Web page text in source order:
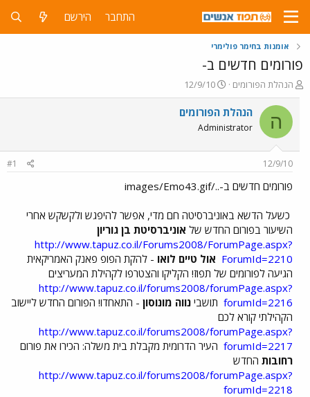
התחבר הירשם
אומנות בחימר פולימרי
פורומים חדשים ב-
פ
ו
ת
ח
ה
ו
ש
א
הנהלת הפורומים
פ
ו
ר
ם
ר
12/9/10
ה הנהלת הפורומים
Administrator
12/9/10
#1
פורומים חדשים ב-../images/Emo43.gif
כשעל הדשא באוניברסיטה חם מדי, אפשר להיפגש ולקשקש אחרי
השיעור בפורום החדש של אוניברסיטת בן גוריון
http://www.tapuz.co.il/Forums2008/ForumPage.aspx?
ForumId=2210 אול טיים לואו - להקת הפופ פאנק האמריקאית
הגיעה לפורומים של תפוז! הקליקו והצטרפו לקהילת המעריצים
http://www.tapuz.co.il/forums2008/forumPage.aspx?
forumId=2216 תושבי נווה מונוסון - התאחדו! הפורום החדש ליישוב
הקהילתי קורא לכם
http://www.tapuz.co.il/forums2008/forumPage.aspx?
forumId=2217 העיר הדרומית מקבלת בית משלה: הכירו את פורום
רחובות החדש
http://www.tapuz.co.il/forums2008/forumPage.aspx?
forumId=2218